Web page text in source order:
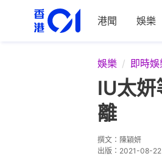
港聞 娛樂
娛樂 即時娛
IU太
離
撰文： 陳穎妍
出版： 2021-08-